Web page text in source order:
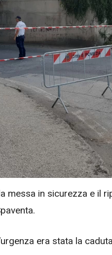
messa in sicurezza e il
era stata la